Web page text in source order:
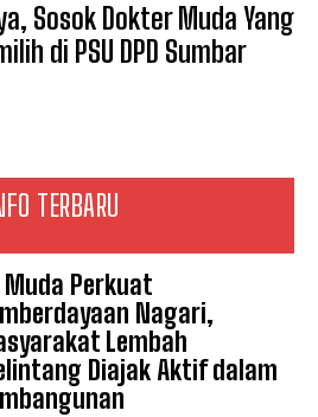
TERBARU
Muda Perkuat
Nagari,
Lembah
Diajak Aktif dalam
Sosok Dokter Muda Yang
di PSU DPD Sumbar